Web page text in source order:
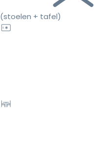
(stoelen + tafel)